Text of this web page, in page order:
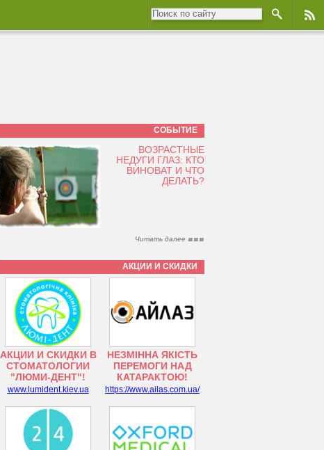
СОБЫТИЕ
ВОЗРАСТНЫЕ
НЕДУГИ ГЛАЗ: КТО
ВИНОВАТ И ЧТО
ДЕЛАТЬ?
Читать далее
АКЦИИ И СКИДКИ
АКЦИИ И СКИДКИ В
СТОМАТОЛОГИИ
"ЛЮМИ-ДЕНТ"!
www.lumident.kiev.ua
НЕЗМІННА ЯКІСТЬ
ПЕРЕМОГИ НАД
КАТАРАКТОЮ!
https://www.ailas.com.ua/